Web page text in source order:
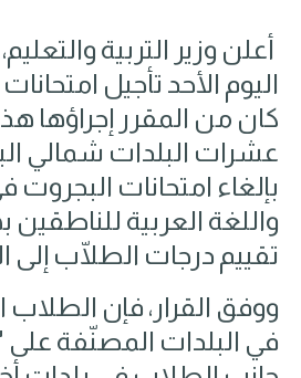
أعلن وزير التربية
اليوم الأحد تأجيل
كان من المقرر إجراؤها
عشرات البلدات شمالي
بإلغاء امتحانات البجروت
واللغة العربية للناطقين
تقييم درجات الطلّاب إلى
ووفق القرار، فإن
في البلدات المصنّفة على